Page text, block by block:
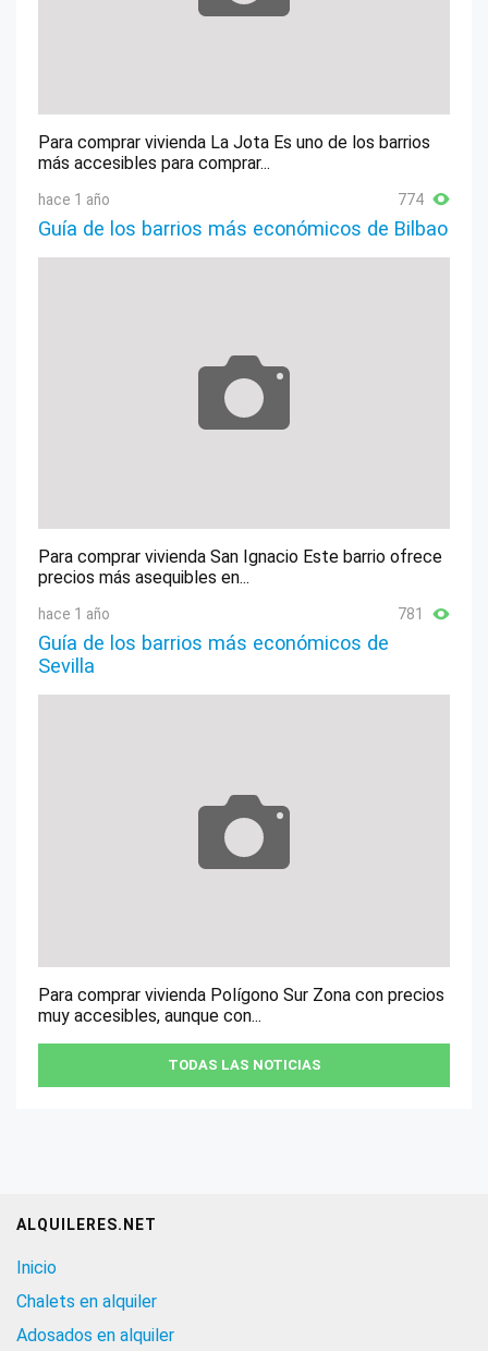
Para comprar vivienda La Jota Es uno de los barrios
más accesibles para comprar...
hace 1 año 774
Guía de los barrios más económicos de Bilbao
Para comprar vivienda San Ignacio Este barrio ofrece
precios más asequibles en...
hace 1 año 781
Guía de los barrios más económicos de
Sevilla
Para comprar vivienda Polígono Sur Zona con precios
muy accesibles, aunque con...
TODAS LAS NOTICIAS
ALQUILERES.NET
Inicio
Chalets en alquiler
Adosados en alquiler